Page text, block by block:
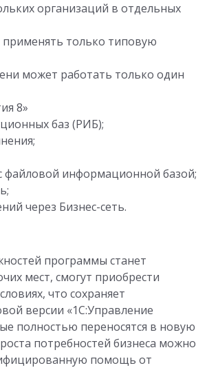
организаций в отдельных
только типовую
может работать только один
8»
баз (РИБ);
файловой информационной базой;
через Бизнес-сеть.
программы станет
мест, смогут приобрести
что сохраняет
версии «1С:Управление
полностью переносятся в новую
потребностей бизнеса можно
помощь от